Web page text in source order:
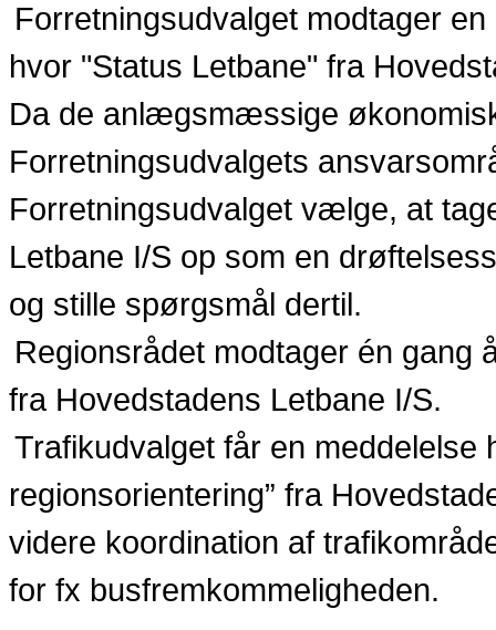
Forretningsudvalget modtager
hvor "Status Letbane" fra
Da de anlægsmæssige
Forretningsudvalgets
Forretningsudvalget vælge, at
Letbane I/S op som en
og stille spørgsmål dertil.
Regionsrådet modtager én gang
fra Hovedstadens Letbane I/S.
Trafikudvalget får en meddelelse
regionsorientering” fra
videre koordination af
for fx busfremkommeligheden.